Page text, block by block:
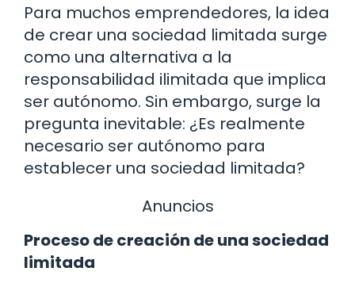
Para muchos emprendedores, la idea
de crear una sociedad limitada surge
como una alternativa a la
responsabilidad ilimitada que implica
ser autónomo. Sin embargo, surge la
pregunta inevitable: ¿Es realmente
necesario ser autónomo para
establecer una sociedad limitada?
Anuncios
Proceso de creación de una sociedad
limitada